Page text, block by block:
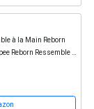
à la Main Reborn
Reborn Ressemble à